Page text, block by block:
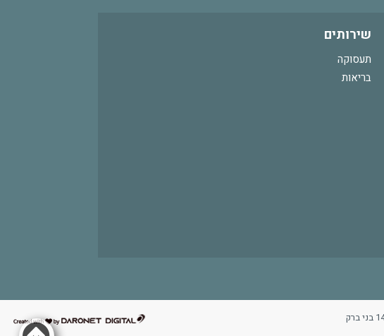
שירותים
תעסוקה
בריאות